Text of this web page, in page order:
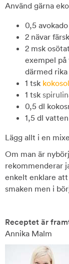
Använd gärna
0,5 avokado
2 nävar
2 msk osötat
exempel
därmed
1 tsk
1 tsk
0,5 dl
1,5 dl vatten
Lägg allt i en
Om man är
rekommenderar
enkelt enklare
smaken men i
Receptet är
Annika Malm